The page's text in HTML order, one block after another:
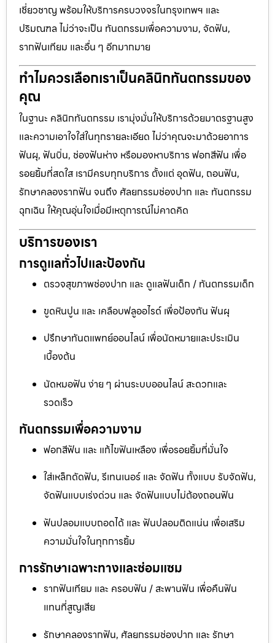
เชี่ยวชาญ พร้อมให้บริการครบวงจรในกรุงเทพฯ และ
ปริมณฑล ไม่ว่าจะเป็น ทันตกรรมเพื่อความงาม, จัดฟัน,
รากฟันเทียม และอื่น ๆ อีกมากมาย
ทำไมควรเลือกเราเป็นคลินิกทันตกรรมของ
คุณ
ในฐานะ คลินิกทันตกรรม เรามุ่งมั่นให้บริการด้วยมาตรฐานสูง
และความเอาใจใส่ในทุกรายละเอียด ไม่ว่าคุณจะมาด้วยอาการ
ฟันผุ, ฟันบิ่น, ช่องฟันห่าง หรือมองหาบริการ ฟอกสีฟัน เพื่อ
รอยยิ้มที่สดใส เรามีครบทุกบริการ ตั้งแต่ อุดฟัน, ถอนฟัน,
รักษาคลองรากฟัน จนถึง ศัลยกรรมช่องปาก และ ทันตกรรม
ฉุกเฉิน ให้คุณอุ่นใจเมื่อมีเหตุการณ์ไม่คาดคิด
บริการของเรา
การดูแลทั่วไปและป้องกัน
ตรวจสุขภาพช่องปาก และ ดูแลฟันเด็ก / ทันตกรรมเด็ก
ขูดหินปูน และ เคลือบฟลูออไรด์ เพื่อป้องกัน ฟันผุ
ปรึกษาทันตแพทย์ออนไลน์ เพื่อนัดหมายและประเมิน
เบื้องต้น
นัดหมอฟัน ง่าย ๆ ผ่านระบบออนไลน์ สะดวกและ
รวดเร็ว
ทันตกรรมเพื่อความงาม
ฟอกสีฟัน และ แก้ไขฟันเหลือง เพื่อรอยยิ้มที่มั่นใจ
ใส่เหล็กดัดฟัน, รีเทนเนอร์ และ จัดฟัน ทั้งแบบ รับจัดฟัน,
จัดฟันแบบเร่งด่วน และ จัดฟันแบบไม่ต้องถอนฟัน
ฟันปลอมแบบถอดได้ และ ฟันปลอมติดแน่น เพื่อเสริม
ความมั่นใจในทุกการยิ้ม
การรักษาเฉพาะทางและซ่อมแซม
รากฟันเทียม และ ครอบฟัน / สะพานฟัน เพื่อคืนฟัน
แทนที่สูญเสีย
รักษาคลองรากฟัน, ศัลยกรรมช่องปาก และ รักษา